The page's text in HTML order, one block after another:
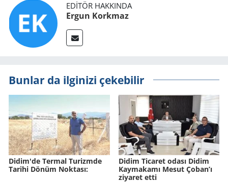
EDITÖR HAKKINDA
Ergun Korkmaz
Bunlar da ilginizi çekebilir
Didim'de Ter­mal Tu­rizm­de
Ta­ri­hi Dönüm Nok­ta­sı:
Didim Ticaret odası Didim
Kaymakamı Mesut Çoban’ı
ziyaret etti